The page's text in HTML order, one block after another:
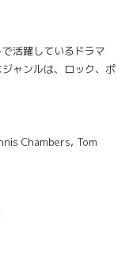
活躍しているドラマ
ャンルは、ロック、ポ
Chambers, Tom